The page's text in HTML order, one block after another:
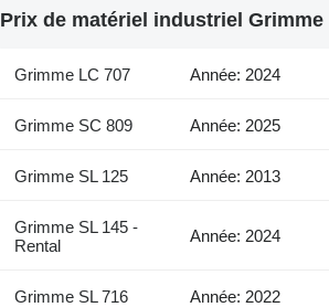
Prix de matériel industriel Grimme
Grimme LC 707 Année: 2024
Grimme SC 809 Année: 2025
Grimme SL 125 Année: 2013
Grimme SL 145 -
Rental
Année: 2024
Grimme SL 716 Année: 2022